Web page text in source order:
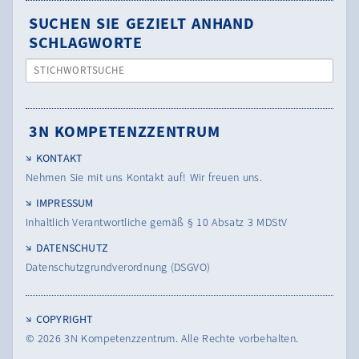
SUCHEN SIE GEZIELT ANHAND
SCHLAGWORTE
STICHWORTSUCHE
3N KOMPETENZZENTRUM
KONTAKT
Nehmen Sie mit uns Kontakt auf! Wir freuen uns.
IMPRESSUM
Inhaltlich Verantwortliche gemäß § 10 Absatz 3 MDStV
DATENSCHUTZ
Datenschutzgrundverordnung (DSGVO)
COPYRIGHT
© 20263N Kompetenzzentrum. Alle Rechte vorbehalten.